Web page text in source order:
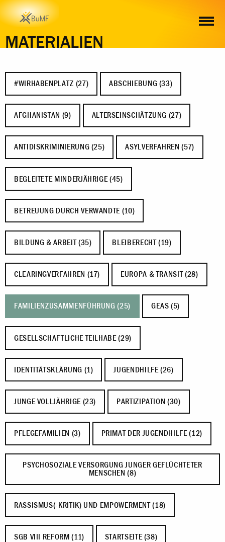
MATERIALIEN
#WIRHABENPLATZ (27) ABSCHIEBUNG (33)
AFGHANISTAN (9) ALTERSEINSCHÄTZUNG (27)
ANTIDISKRIMINIERUNG (25) ASYLVERFAHREN (57)
BEGLEITETE MINDERJÄHRIGE (45)
BETREUUNG DURCH VERWANDTE (10)
BILDUNG & ARBEIT (35) BLEIBERECHT (19)
CLEARINGVERFAHREN (17) EUROPA & TRANSIT (28)
FAMILIENZUSAMMENFÜHRUNG (25) GEAS (5)
GESELLSCHAFTLICHE TEILHABE (29)
IDENTITÄTSKLÄRUNG (1) JUGENDHILFE (26)
JUNGE VOLLJÄHRIGE (23) PARTIZIPATION (30)
PFLEGEFAMILIEN (3) PRIMAT DER JUGENDHILFE (12)
PSYCHOSOZIALE VERSORGUNG JUNGER GEFLÜCHTETER
MENSCHEN (8)
RASSISMUS(-KRITIK) UND EMPOWERMENT (18)
SGB VIII REFORM (11) STARTSEITE (38)